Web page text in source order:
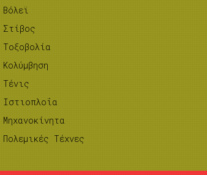
Βόλεϊ
Στίβος
Tοξοβολία
Κολύμβηση
Τένις
Ιστιοπλοΐα
Μηχανοκίνητα
Πολεμικές Τέχνες